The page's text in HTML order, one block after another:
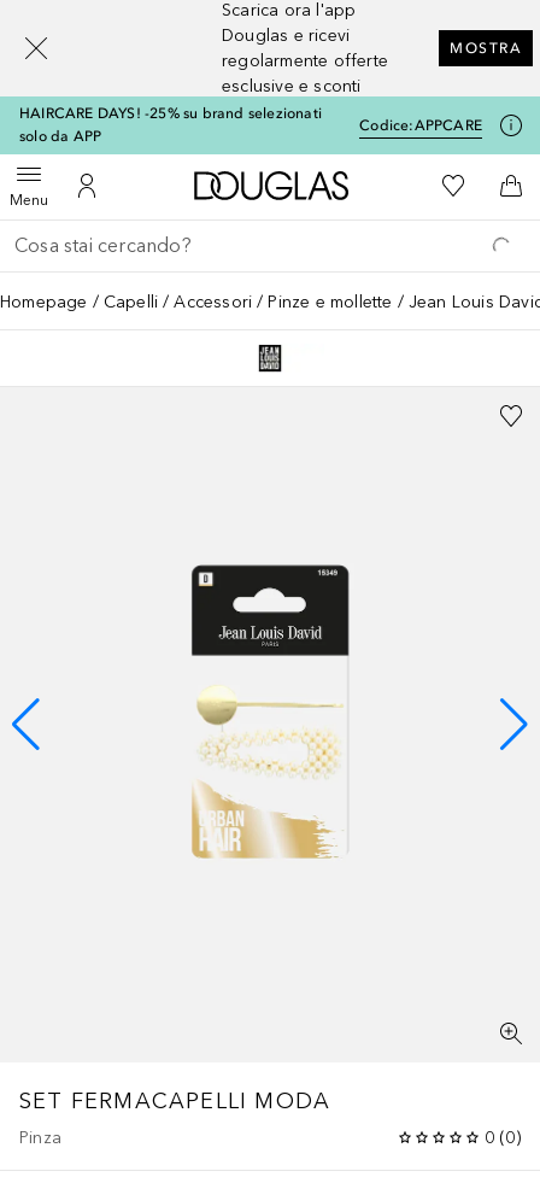
Scarica ora l'app
Douglas e ricevi
regolarmente offerte
esclusive e sconti
MOSTRA
HAIRCARE DAYS! -25% su brand selezionati
solo da APP
Codice:APPCARE
MenuApri menuAl Mio Account
A Douglas HomeAlla Mia
Al
Torna indietro
Esegui ricerca
Homepage Capelli Accessori Pinze e mollette Jean Louis
SET FERMACAPELLI MODA
Pinza 0 (0)
[navigation.slideout.screenreader]